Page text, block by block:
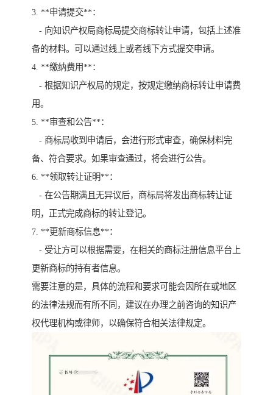
3. **申请提交**：
- 向知识产权局商标局提交商标转让申请，包括上述准
备的材料。可以通过线上或者线下方式提交申请。
4. **缴纳费用**：
- 根据知识产权局的规定，按规定缴纳商标转让申请费
用。
5. **审查和公告**：
- 商标局收到申请后，会进行形式审查，确保材料完
备、符合要求。如果审查通过，将会进行公告。
6. **领取转让证明**：
- 在公告期满且无异议后，商标局将发出商标转让证
明，正式完成商标的转让登记。
7. **更新商标信息**：
- 受让方可以根据需要，在相关的商标注册信息平台上
更新商标的持有者信息。
需要注意的是，具体的流程和要求可能会因所在或地区
的法律法规而有所不同，建议在办理之前咨询的知识产
权代理机构或律师，以确保符合相关法律规定。